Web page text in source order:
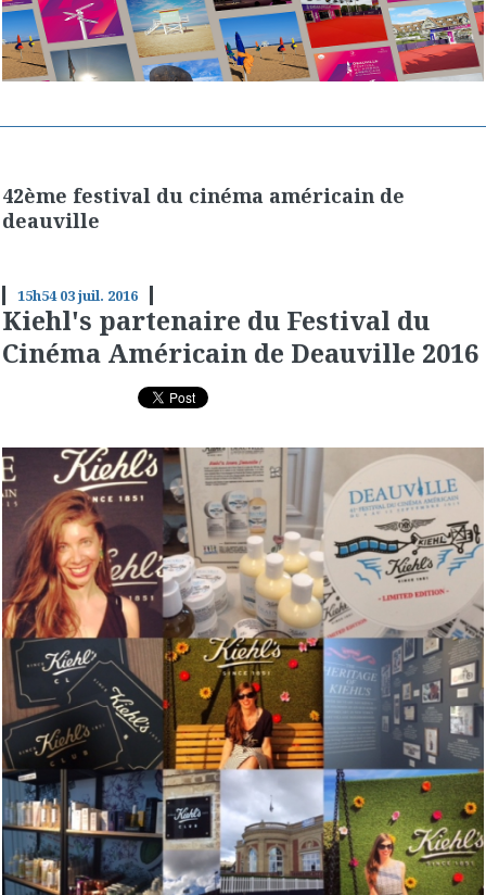
42ème festival du cinéma américain de
deauville
15h54 03juil. 2016
Kiehl's partenaire du Festival du
Cinéma Américain de Deauville 2016